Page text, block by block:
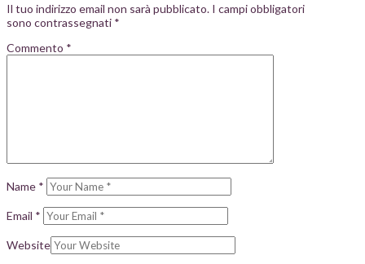
Il tuo indirizzo email non sarà pubblicato. I campi obbligatori
sono contrassegnati *
Commento *
Name *
Email *
Website